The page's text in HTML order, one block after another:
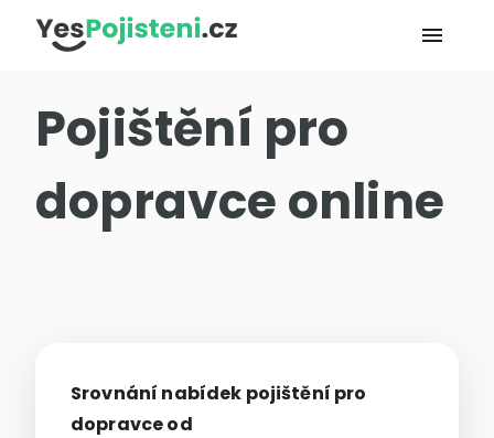
menu
Pojištění pro
dopravce online
Srovnání nabídek pojištění pro
dopravce od